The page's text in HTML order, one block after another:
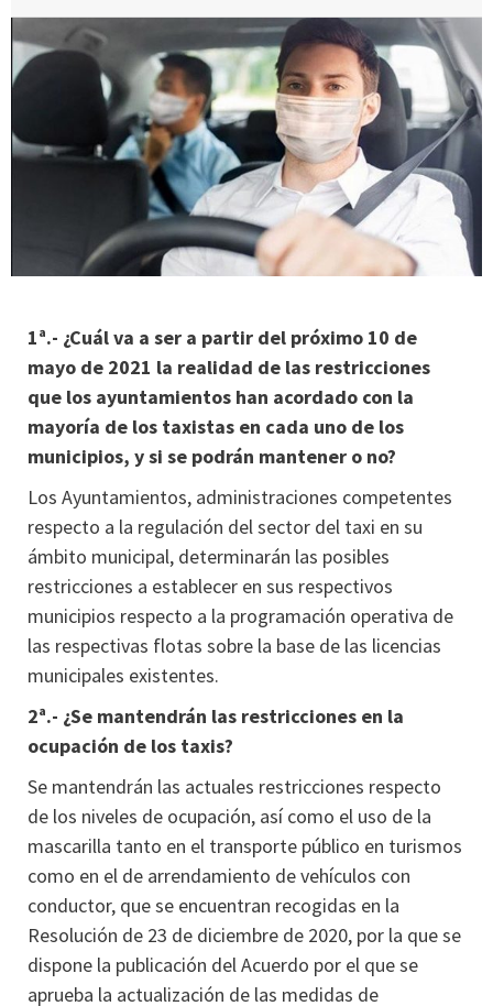
1ª.- ¿Cuál va a ser a partir del próximo 10 de
mayo de 2021 la realidad de las restricciones
que los ayuntamientos han acordado con la
mayoría de los taxistas en cada uno de los
municipios, y si se podrán mantener o no?
Los Ayuntamientos, administraciones competentes
respecto a la regulación del sector del taxi en su
ámbito municipal, determinarán las posibles
restricciones a establecer en sus respectivos
municipios respecto a la programación operativa de
las respectivas flotas sobre la base de las licencias
municipales existentes.
2ª.- ¿Se mantendrán las restricciones en la
ocupación de los taxis?
Se mantendrán las actuales restricciones respecto
de los niveles de ocupación, así como el uso de la
mascarilla tanto en el transporte público en turismos
como en el de arrendamiento de vehículos con
conductor, que se encuentran recogidas en la
Resolución de 23 de diciembre de 2020, por la que se
dispone la publicación del Acuerdo por el que se
aprueba la actualización de las medidas de